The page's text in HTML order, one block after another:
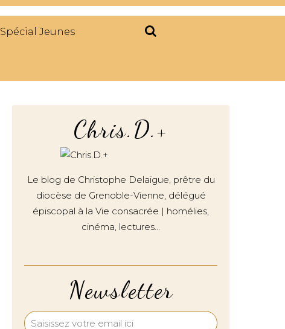
Spécial Jeunes
Newsletter
Chris.D.+
Le blog de Christophe Delaigue, prêtre du
diocèse de Grenoble-Vienne, délégué
épiscopal à la Vie consacrée | homélies,
cinéma, lectures…